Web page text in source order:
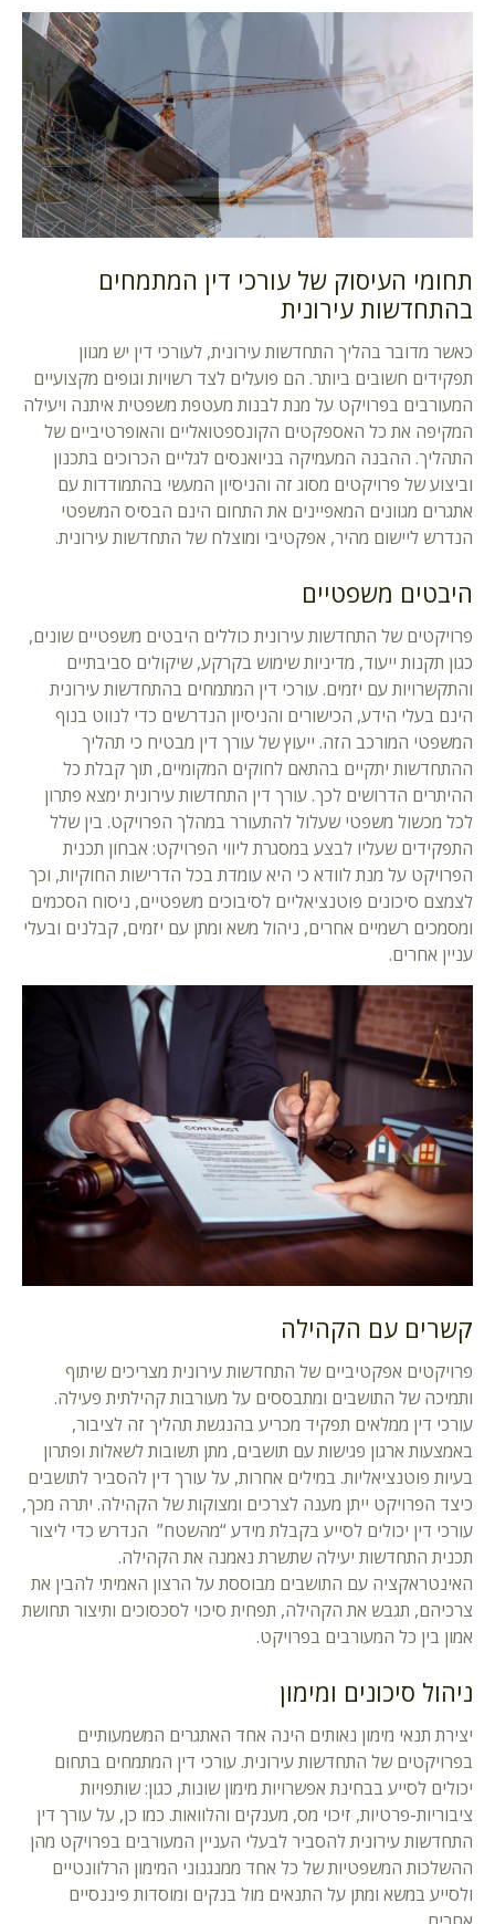
תחומי העיסוק של עורכי דין המתמחים
בהתחדשות עירונית
כאשר מדובר בהליך התחדשות עירונית, לעורכי דין יש מגוון
תפקידים חשובים ביותר. הם פועלים לצד רשויות וגופים מקצועיים
המעורבים בפרויקט על מנת לבנות מעטפת משפטית איתנה ויעילה
המקיפה את כל האספקטים הקונספטואליים והאופרטיביים של
התהליך. ההבנה המעמיקה בניואנסים לגליים הכרוכים בתכנון
וביצוע של פרויקטים מסוג זה והניסיון המעשי בהתמודדות עם
אתגרים מגוונים המאפיינים את התחום הינם הבסיס המשפטי
הנדרש ליישום מהיר, אפקטיבי ומוצלח של התחדשות עירונית.
היבטים משפטיים
פרויקטים של התחדשות עירונית כוללים היבטים משפטיים שונים,
כגון תקנות ייעוד, מדיניות שימוש בקרקע, שיקולים סביבתיים
והתקשרויות עם יזמים. עורכי דין המתמחים בהתחדשות עירונית
הינם בעלי הידע, הכישורים והניסיון הנדרשים כדי לנווט בנוף
המשפטי המורכב הזה. ייעוץ של עורך דין מבטיח כי תהליך
ההתחדשות יתקיים בהתאם לחוקים המקומיים, תוך קבלת כל
ההיתרים הדרושים לכך. עורך דין התחדשות עירונית ימצא פתרון
לכל מכשול משפטי שעלול להתעורר במהלך הפרויקט. בין שלל
התפקידים שעליו לבצע במסגרת ליווי הפרויקט: אבחון תכנית
הפרויקט על מנת לוודא כי היא עומדת בכל הדרישות החוקיות, וכך
לצמצם סיכונים פוטנציאליים לסיבוכים משפטיים, ניסוח הסכמים
ומסמכים רשמיים אחרים, ניהול משא ומתן עם יזמים, קבלנים ובעלי
עניין אחרים.
קשרים עם הקהילה
פרויקטים אפקטיביים של התחדשות עירונית מצריכים שיתוף
ותמיכה של התושבים ומתבססים על מעורבות קהילתית פעילה.
עורכי דין ממלאים תפקיד מכריע בהנגשת תהליך זה לציבור,
באמצעות ארגון פגישות עם תושבים, מתן תשובות לשאלות ופתרון
בעיות פוטנציאליות. במילים אחרות, על עורך דין להסביר לתושבים
כיצד הפרויקט ייתן מענה לצרכים ומצוקות של הקהילה. יתרה מכך,
עורכי דין יכולים לסייע בקבלת מידע “מהשטח” הנדרש כדי ליצור
תכנית התחדשות יעילה שתשרת נאמנה את הקהילה.
האינטראקציה עם התושבים מבוססת על הרצון האמיתי להבין את
צרכיהם, תגבש את הקהילה, תפחית סיכוי לסכסוכים ותיצור תחושת
אמון בין כל המעורבים בפרויקט.
ניהול סיכונים ומימון
יצירת תנאי מימון נאותים הינה אחד האתגרים המשמעותיים
בפרויקטים של התחדשות עירונית. עורכי דין המתמחים בתחום
יכולים לסייע בבחינת אפשרויות מימון שונות, כגון: שותפויות
ציבוריות-פרטיות, זיכוי מס, מענקים והלוואות. כמו כן, על עורך דין
התחדשות עירונית להסביר לבעלי העניין המעורבים בפרויקט מהן
ההשלכות המשפטיות של כל אחד ממנגנוני המימון הרלוונטיים
ולסייע במשא ומתן על התנאים מול בנקים ומוסדות פיננסיים